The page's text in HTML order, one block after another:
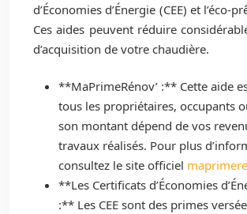
d’Économies d’Énergie (CEE) et l’éco-
Ces aides peuvent réduire
d’acquisition de votre chaudière.
**MaPrimeRénov’ :** Cette aide
tous les propriétaires, occupants
son montant dépend de vos
travaux réalisés. Pour plus
consultez le site officiel
**Les Certificats d’Économies
:** Les CEE sont des primes